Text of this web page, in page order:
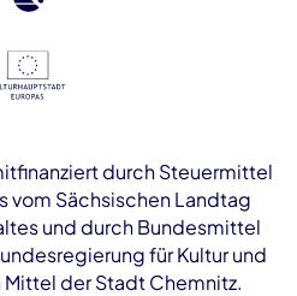
durch Steuermittel
vom Sächsischen Landtag
und durch Bundesmittel
für Kultur und
der Stadt Chemnitz.